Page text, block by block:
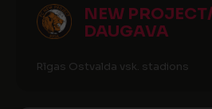
NEW
DAUGAVA
Rīgas Ostvalda vsk. stadions